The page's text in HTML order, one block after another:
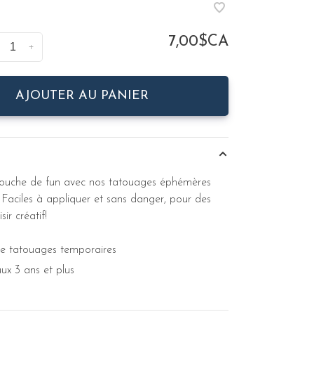
+ 7,00$CA
AJOUTER AU PANIER
de fun avec nos tatouages éphémères
à appliquer et sans danger, pour des
créatif!
tatouages temporaires
3 ans et plus